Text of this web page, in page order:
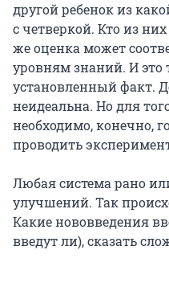
другой ребенок из
с четверкой. Кто из
же оценка может
уровням знаний. И это
установленный факт.
неидеальна. Но для
необходимо, конечно,
проводить
Любая система рано
улучшений. Так
Какие нововведения
введут ли), сказать